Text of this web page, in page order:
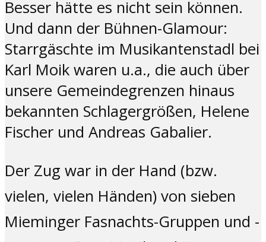
Besser hätte es nicht sein können.
Und dann der Bühnen-Glamour:
Starrgäschte im Musikantenstadl bei
Karl Moik waren u.a., die auch über
unsere Gemeindegrenzen hinaus
bekannten Schlagergrößen, Helene
Fischer und Andreas Gabalier.
Der Zug war in der Hand (bzw.
vielen, vielen Händen) von sieben
Mieminger Fasnachts-Gruppen und -